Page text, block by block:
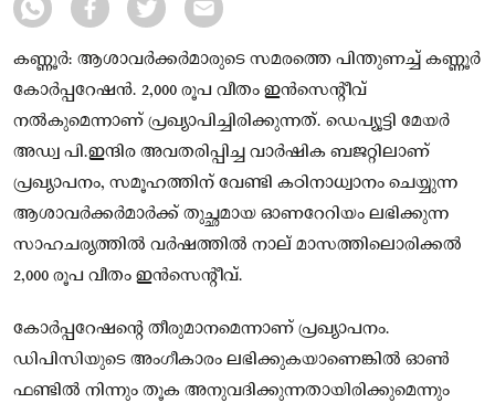
കണ്ണൂർ: ആശാവർക്കർമാരുടെ സമരത്തെ പിന്തുണച്ച് കണ്ണൂർ
കോർപ്പറേഷൻ. 2,000 രൂപ വീതം ഇൻസെന്റീവ്
നൽകുമെന്നാണ് പ്രഖ്യാപിച്ചിരിക്കുന്നത്. ഡെപ്യൂട്ടി മേയർ
അഡ്വ പി.ഇന്ദിര അവതരിപ്പിച്ച വാർഷിക ബജറ്റിലാണ്
പ്രഖ്യാപനം, സമൂഹത്തിന് വേണ്ടി കഠിനാധ്വാനം ചെയ്യുന്ന
ആശാവർക്കർമാർക്ക് തുച്ഛമായ ഓണറേറിയം ലഭിക്കുന്ന
സാഹചര്യത്തിൽ വർഷത്തിൽ നാല് മാസത്തിലൊരിക്കൽ
2,000 രൂപ വീതം ഇൻസെന്റീവ്.
കോർപ്പറേഷന്റെ തീരുമാനമെന്നാണ് പ്രഖ്യാപനം.
ഡിപിസിയുടെ അംഗീകാരം ലഭിക്കുകയാണെങ്കിൽ ഓൺ
ഫണ്ടിൽ നിന്നും തൂക അനുവദിക്കുന്നതായിരിക്കുമെന്നും